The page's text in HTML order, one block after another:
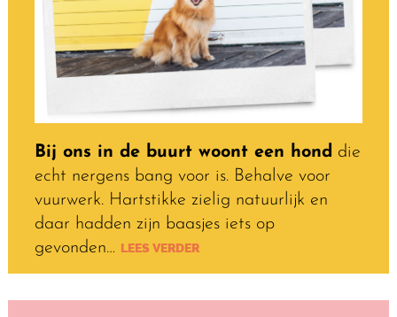
Bij ons in de buurt woont een hond die
echt nergens bang voor is. Behalve voor
vuurwerk. Hartstikke zielig natuurlijk en
daar hadden zijn baasjes iets op
gevonden… LEES VERDER